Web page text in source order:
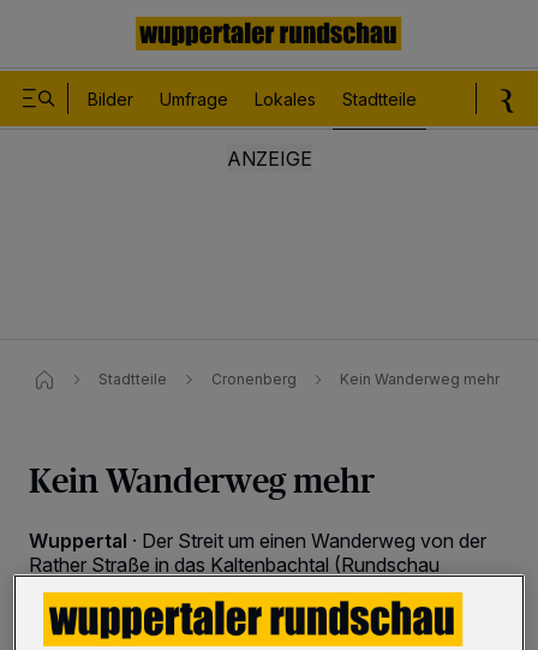
Bilder Umfrage Lokales Stadtteile
Stadtteile Cronenberg Kein Wanderweg mehr
Kein Wanderweg mehr
Wuppertal · Der Streit um einen Wanderweg von der
Rather Straße in das Kaltenbachtal (Rundschau
berichtete) geht vermutlich in die finale Phase.
Nachdem eine Anwohner-Initiative rund 2.000
Unterschriften mit dem Auftrag, einen bis dato